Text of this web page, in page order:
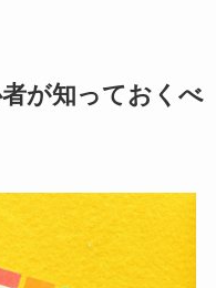
が知っておくべ